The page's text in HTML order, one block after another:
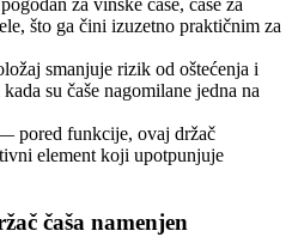
što ga čini izuzetno praktičnim za
smanjuje rizik od oštećenja i
su čaše nagomilane jedna na
pored funkcije, ovaj držač
element koji upotpunjuje
čaša namenjen